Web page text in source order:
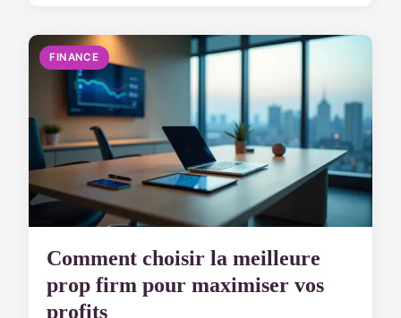
FINANCE
Comment choisir la meilleure
prop firm pour maximiser vos
profits